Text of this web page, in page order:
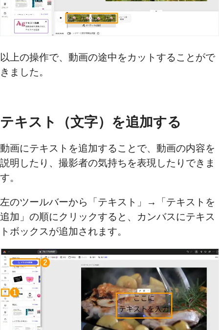
以上の操作で、動画の途中をカットすることがで
きました。
テキスト（文字）を追加する
動画にテキストを追加することで、動画の内容を
説明したり、撮影者の気持ちを表現したりできま
す。
左のツールバーから「テキスト」→「テキストを
追加」の順にクリックすると、カンバスにテキス
トボックスが追加されます。